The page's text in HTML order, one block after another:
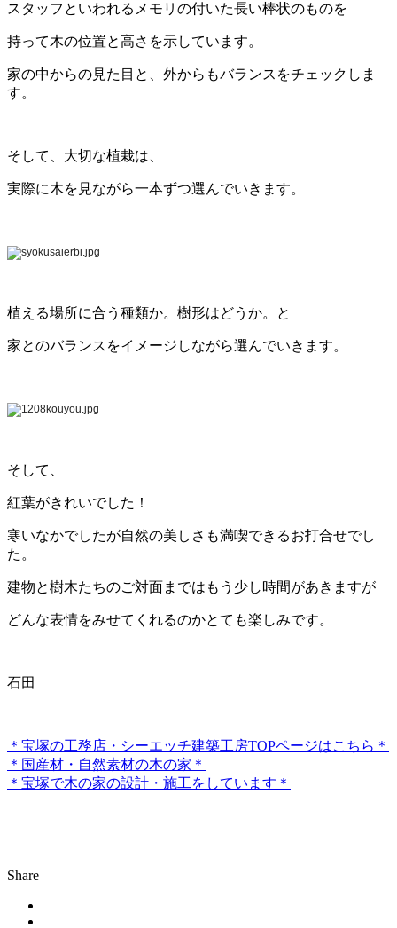
スタッフといわれるメモリの付いた長い棒状のものを
持って木の位置と高さを示しています。
家の中からの見た目と、外からもバランスをチェックしま
す。
そして、大切な植栽は、
実際に木を見ながら一本ずつ選んでいきます。
植える場所に合う種類か。樹形はどうか。と
家とのバランスをイメージしながら選んでいきます。
そして、
紅葉がきれいでした！
寒いなかでしたが自然の美しさも満喫できるお打合せでし
た。
建物と樹木たちのご対面まではもう少し時間があきますが
どんな表情をみせてくれるのかとても楽しみです。
石田
＊宝塚の工務店・シーエッチ建築工房TOPページはこちら＊
＊国産材・自然素材の木の家＊
＊宝塚で木の家の設計・施工をしています＊
Share